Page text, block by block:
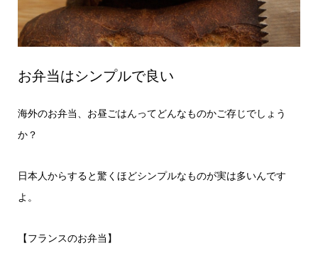
お弁当はシンプルで良い
海外のお弁当、お昼ごはんってどんなものかご存じでしょう
か？
日本人からすると驚くほどシンプルなものが実は多いんです
よ。
【フランスのお弁当】